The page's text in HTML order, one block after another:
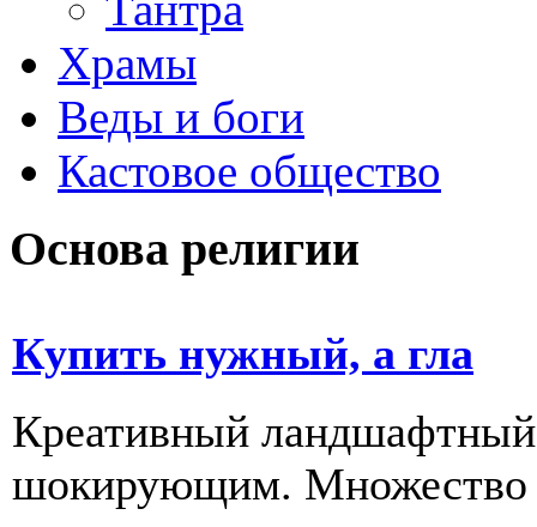
Храмы
Веды и боги
Кастовое общество
Основа религии
Купить нужный, а гла
Креативный ландшафтный
шокирующим. Множество